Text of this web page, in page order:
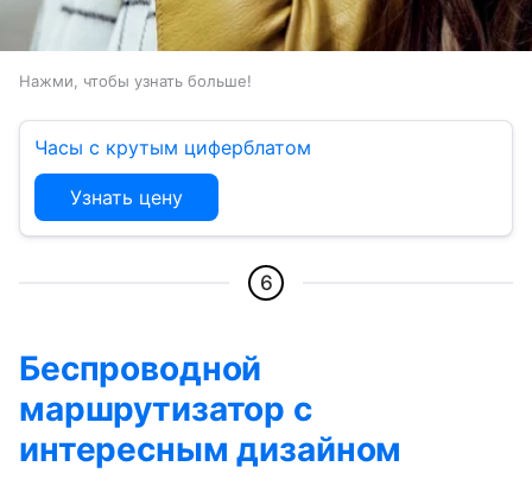
Нажми, чтобы узнать больше!
Часы с крутым циферблатом
Узнать цену
6
Беспроводной
маршрутизатор с
интересным дизайном